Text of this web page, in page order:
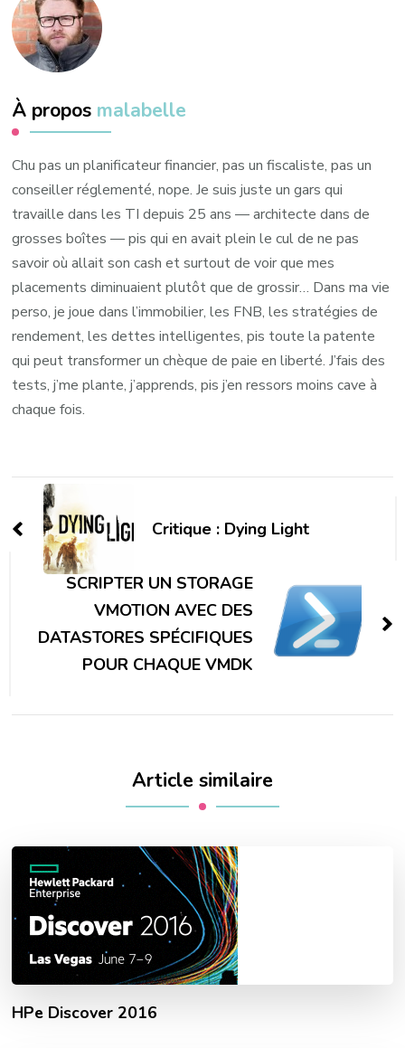
À propos malabelle
Chu pas un planificateur financier, pas un fiscaliste, pas un
conseiller réglementé, nope. Je suis juste un gars qui
travaille dans les TI depuis 25 ans — architecte dans de
grosses boîtes — pis qui en avait plein le cul de ne pas
savoir où allait son cash et surtout de voir que mes
placements diminuaient plutôt que de grossir… Dans ma vie
perso, je joue dans l’immobilier, les FNB, les stratégies de
rendement, les dettes intelligentes, pis toute la patente
qui peut transformer un chèque de paie en liberté. J’fais des
tests, j’me plante, j’apprends, pis j’en ressors moins cave à
chaque fois.
Navigation
d'article
Critique : Dying Light
SCRIPTER UN STORAGE
VMOTION AVEC DES
DATASTORES SPÉCIFIQUES
POUR CHAQUE VMDK
Article similaire
HPe Discover 2016